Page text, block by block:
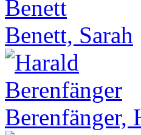
Benett, Sarah
Berenfänger,